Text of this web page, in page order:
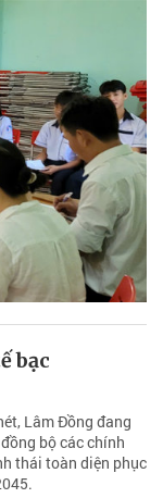
bạc
Lâm Đồng đang
bộ các chính
thái toàn diện phục